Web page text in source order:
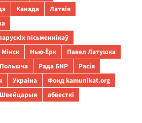
Канада
Латвія
пісьменнікаў
Мінск Нью-Ёрк
Павел Латушка
Польшча Рада БНР
Расія
Украіна
Фонд kamunikat.org
Швейцарыя
абвесткі